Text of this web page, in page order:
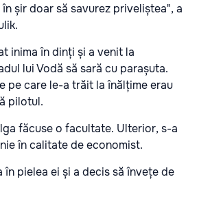
șir doar să savurez priveliștea", a
inima în dinți și a venit la
lui Vodă să sară cu parașuta.
pe care le-a trăit la înălțime erau
pilotul.
făcuse o facultate. Ulterior, s-a
în calitate de economist.
în pielea ei și a decis să învețe de